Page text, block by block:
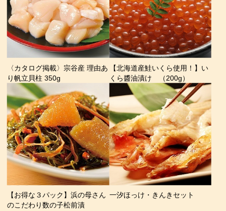
〈カタログ掲載〉宗谷産 理由あ
り帆立貝柱 350g
【北海道産鮭いくら使用！】い
くら醬油漬け （200g）
【お得な３パック】浜の母さん
のこだわり数の子松前漬
一汐ほっけ・きんきセット